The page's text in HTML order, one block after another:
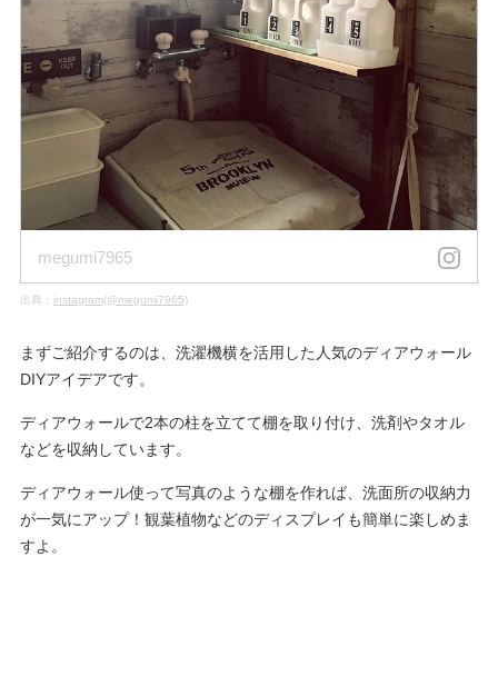
megumi7965
出典： instagram(@megumi7965)
まずご紹介するのは、洗濯機横を活用した人気のディアウォール
DIYアイデアです。
ディアウォールで2本の柱を立てて棚を取り付け、洗剤やタオル
などを収納しています。
ディアウォール使って写真のような棚を作れば、洗面所の収納力
が一気にアップ！観葉植物などのディスプレイも簡単に楽しめま
すよ。